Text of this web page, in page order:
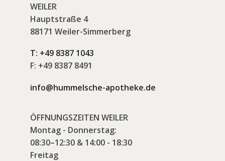
WEILER
Hauptstraße 4
88171 Weiler-Simmerberg
T: +49 8387 1043
F: +49 8387 8491
info@hummelsche-apotheke.de
ÖFFNUNGSZEITEN WEILER
Montag - Donnerstag:
08:30–12:30 & 14:00 - 18:30
Freitag